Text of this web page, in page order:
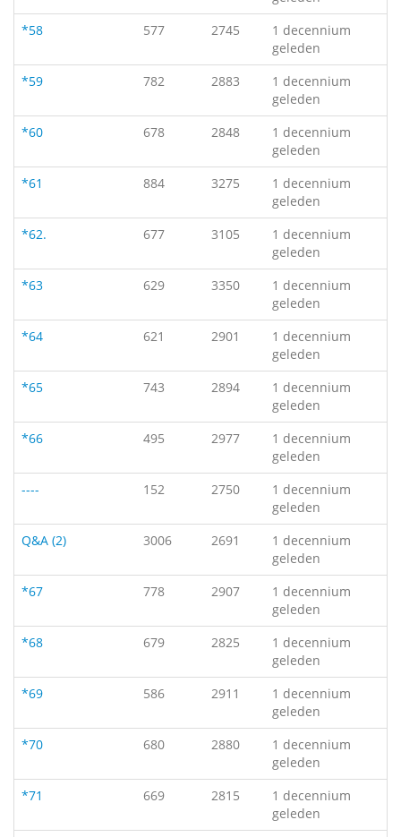
*58
577 2745
1 decennium
geleden
*59
782 2883
1 decennium
geleden
*60
678 2848
1 decennium
geleden
*61
884 3275
1 decennium
geleden
*62.
677 3105
1 decennium
geleden
*63
629 3350
1 decennium
geleden
*64
621 2901
1 decennium
geleden
*65
743 2894
1 decennium
geleden
*66
495 2977
1 decennium
geleden
----
152 2750
1 decennium
geleden
Q&A (2)
3006 2691
1 decennium
geleden
*67
778 2907
1 decennium
geleden
*68
679 2825
1 decennium
geleden
*69
586 2911
1 decennium
geleden
*70
680 2880
1 decennium
geleden
*71
669 2815
1 decennium
geleden